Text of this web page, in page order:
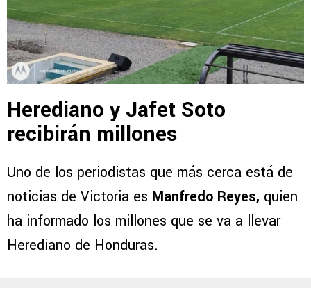
Herediano y Jafet Soto
recibirán millones
Uno de los periodistas que más cerca está de
noticias de Victoria es Manfredo Reyes, quien
ha informado los millones que se va a llevar
Herediano de Honduras.